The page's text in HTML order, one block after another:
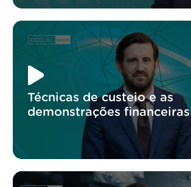
Técnicas de custeio e as
demonstrações financeiras